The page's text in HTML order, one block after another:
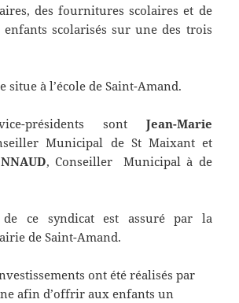
des fournitures scolaires et de
enfants scolarisés sur une des trois
situe à l’école de Saint-Amand.
présidents sont Jean-Marie
Municipal de St Maixant et
, Conseiller Municipal à de
de ce syndicat est assuré par la
de Saint-Amand.
ont été réalisés par
afin d’offrir aux enfants un